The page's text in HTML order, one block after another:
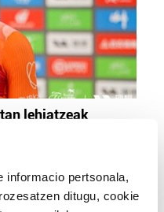
informacio pertsonala,
ditugu, cookie
lehiatzeak